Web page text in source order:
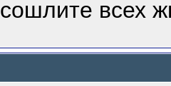
сошлите всех